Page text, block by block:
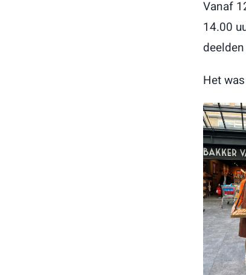
Vanaf
14.00
Het